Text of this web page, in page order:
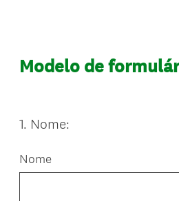
Modelo de
Question
1. Nome:
Nome